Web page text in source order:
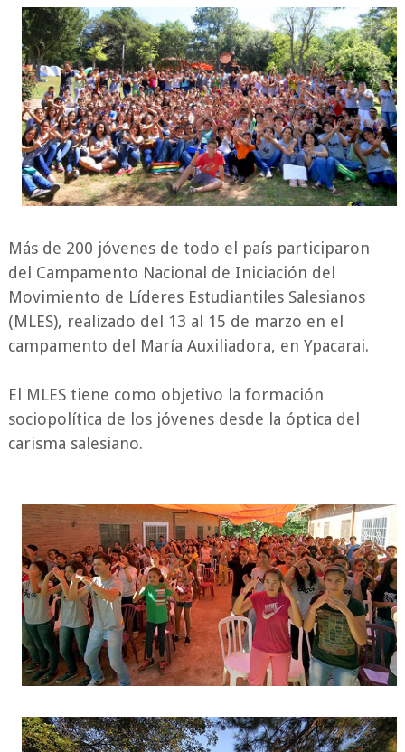
Más de 200 jóvenes de todo el país participaron
del Campamento Nacional de Iniciación del
Movimiento de Líderes Estudiantiles Salesianos
(MLES), realizado del 13 al 15 de marzo en el
campamento del María Auxiliadora, en Ypacarai.
El MLES tiene como objetivo la formación
sociopolítica de los jóvenes desde la óptica del
carisma salesiano.